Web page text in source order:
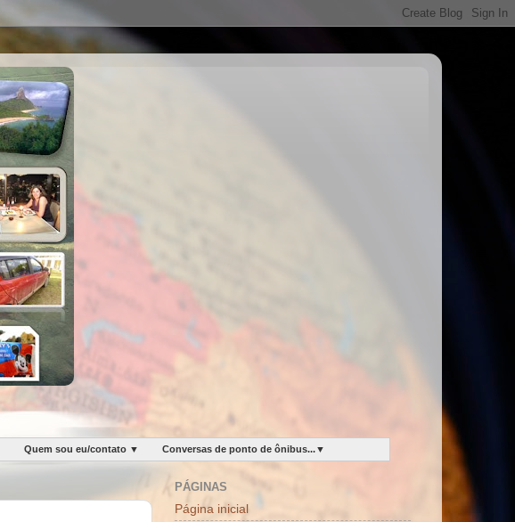
Quem sou eu/contato ▼ Conversas de ponto de ônibus...▼
PÁGINAS
Página inicial